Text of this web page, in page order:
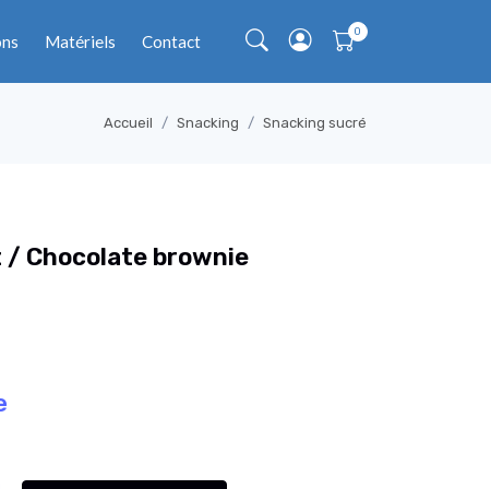
Matériels Contact
Accueil Snacking Snacking sucré
Chocolate brownie